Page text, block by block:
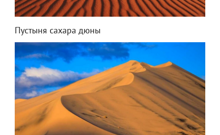
Пустыня сахара дюны